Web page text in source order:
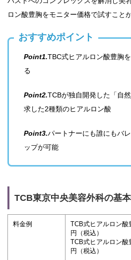
ロン酸豊胸をモニター価格で試すこと
おすすめポイント
Point1.TBC式ヒアルロン酸豊胸
る
Point2.TCBが独自開発した「自
求した2種類のヒアルロン酸
Point3.パートナーにも誰にもバ
ップが可能
TCB東京中央美容外科の基
料金例
TCB式ヒアルロン
円（税込）
TCB式ヒアルロン
円（税込）